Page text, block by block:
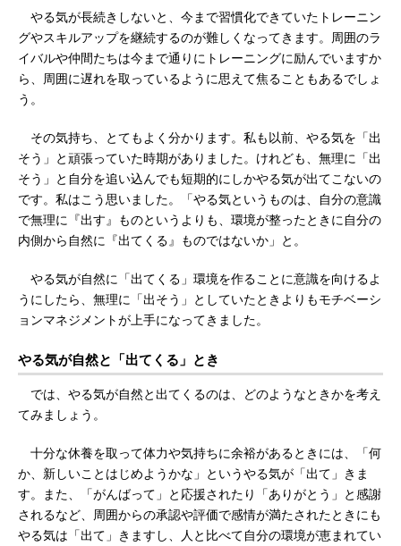
やる気が長続きしないと、今まで習慣化できていたトレーニン
グやスキルアップを継続するのが難しくなってきます。周囲のラ
イバルや仲間たちは今まで通りにトレーニングに励んでいますか
ら、周囲に遅れを取っているように思えて焦ることもあるでしょ
う。
その気持ち、とてもよく分かります。私も以前、やる気を「出
そう」と頑張っていた時期がありました。けれども、無理に「出
そう」と自分を追い込んでも短期的にしかやる気が出てこないの
です。私はこう思いました。「やる気というものは、自分の意識
で無理に『出す』ものというよりも、環境が整ったときに自分の
内側から自然に『出てくる』ものではないか」と。
やる気が自然に「出てくる」環境を作ることに意識を向けるよ
うにしたら、無理に「出そう」としていたときよりもモチベーシ
ョンマネジメントが上手になってきました。
やる気が自然と「出てくる」とき
では、やる気が自然と出てくるのは、どのようなときかを考え
てみましょう。
十分な休養を取って体力や気持ちに余裕があるときには、「何
か、新しいことはじめようかな」というやる気が「出て」きま
す。また、「がんばって」と応援されたり「ありがとう」と感謝
されるなど、周囲からの承認や評価で感情が満たされたときにも
やる気は「出て」きますし、人と比べて自分の環境が恵まれてい